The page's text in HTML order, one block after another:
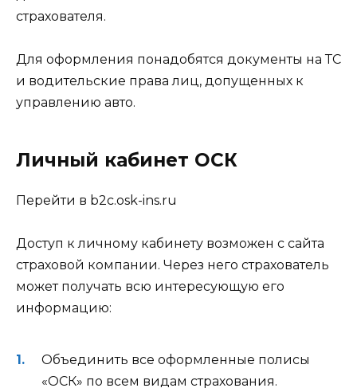
страхователя.
Для оформления понадобятся документы на ТС
и водительские права лиц, допущенных к
управлению авто.
Личный кабинет ОСК
Перейти в b2c.osk-ins.ru
Доступ к личному кабинету возможен с сайта
страховой компании. Через него страхователь
может получать всю интересующую его
информацию:
Объединить все оформленные полисы
«ОСК» по всем видам страхования.